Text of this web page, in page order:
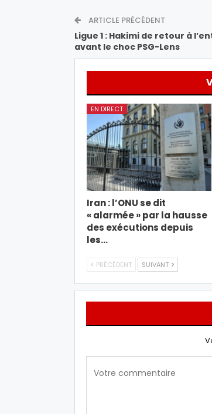
ARTICLE PRÉCÉDENT
Ligue 1 : Hakimi de retour à
avant le choc PSG-Lens
EN DIRECT
Iran : l’ONU se dit
« alarmée » par la hausse
des exécutions depuis
les…
PRÉCÉDENT SUIVANT